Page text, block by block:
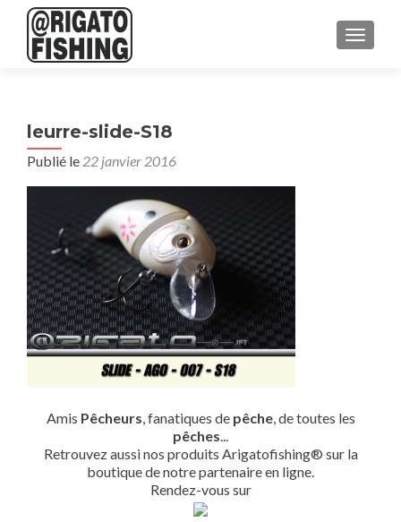
leurre-slide-S18
Publié le 22 janvier 2016
Amis Pêcheurs, fanatiques de pêche, de toutes les
pêches...
Retrouvez aussi nos produits Arigatofishing® sur la
boutique de notre partenaire en ligne.
Rendez-vous sur